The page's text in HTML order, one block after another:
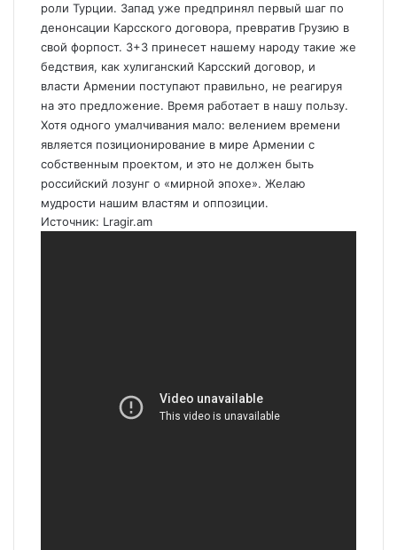
роли Турции. Запад уже предпринял первый шаг по
денонсации Карсского договора, превратив Грузию в
свой форпост. 3+3 принесет нашему народу такие же
бедствия, как хулиганский Карсский договор, и
власти Армении поступают правильно, не реагируя
на это предложение. Время работает в нашу пользу.
Хотя одного умалчивания мало: велением времени
является позиционирование в мире Армении с
собственным проектом, и это не должен быть
российский лозунг о «мирной эпохе». Желаю
мудрости нашим властям и оппозиции.
Источник: Lragir.am